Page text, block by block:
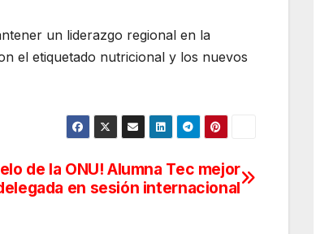
un liderazgo regional en la
el etiquetado nutricional y los nuevos
de la ONU! Alumna Tec mejor
en sesión internacional